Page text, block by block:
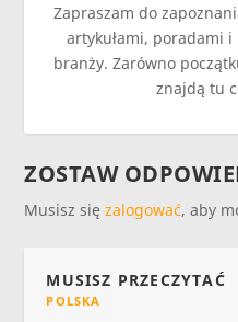
Zapraszam do
artykułami, poradami
branży. Zarówno
znajdą tu
ZOSTAW
Musisz sięzalogować, aby
MUSISZ PRZECZYTAĆ
POLSKA